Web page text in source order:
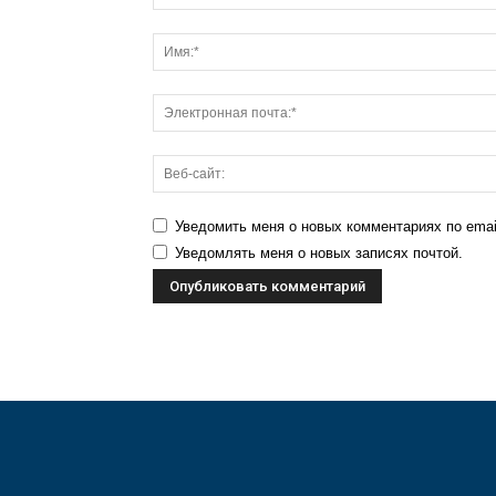
Уведомить меня о новых комментариях по
Уведомлять меня о новых записях почтой.